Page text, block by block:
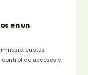
en un
cuotas
control de accesos y